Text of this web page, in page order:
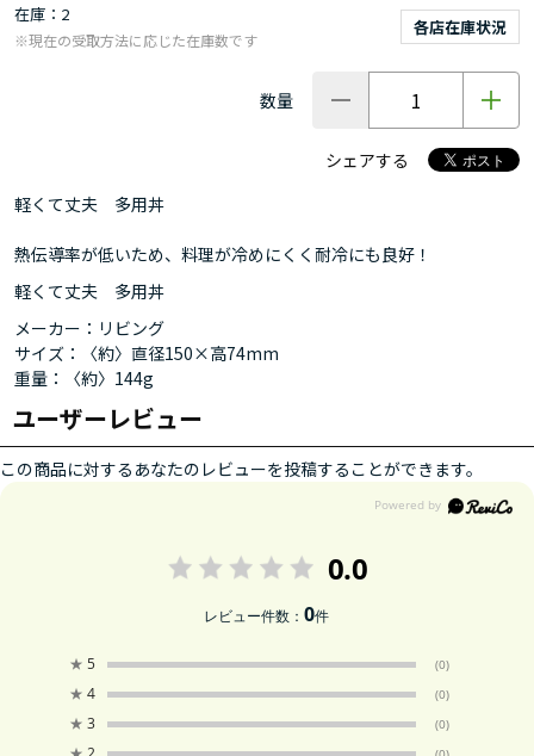
在庫 2
各店在庫状況
※現在の受取方法に応じた在庫数です
数量
シェアする
軽くて丈夫 多用丼
熱伝導率が低いため、料理が冷めにくく耐冷にも良好！
軽くて丈夫 多用丼
メーカー：リビング
サイズ：〈約〉直径150×高74mm
重量：〈約〉144g
ユーザーレビュー
この商品に対するあなたのレビューを投稿することができます。
0.0
レビュー件数：0件
★ 5 (0)
★ 4 (0)
★ 3 (0)